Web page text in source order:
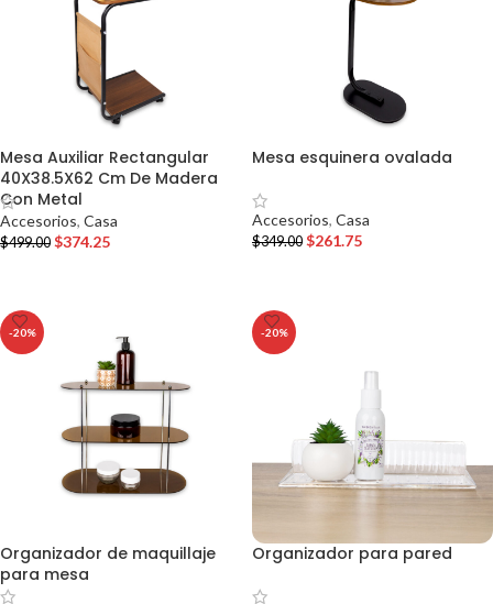
Mesa Auxiliar Rectangular
40X38.5X62 Cm De Madera
Con Metal
Accesorios, Casa
$499.00 $374.25
Mesa esquinera ovalada
Accesorios, Casa
$349.00 $261.75
-20%
Organizador de maquillaje
para mesa
-20%
Organizador para pared